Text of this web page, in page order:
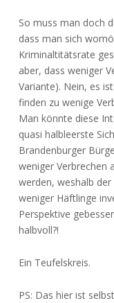
So muss man doch
dass man sich
Kriminaltitätsrate
aber, dass weniger
Variante). Nein, es
finden zu wenige
Man könnte diese
quasi halbleerste
Brandenburger
weniger Verbrechen
werden, weshalb
weniger Häftlinge
Perspektive
halbvoll?!
Ein Teufelskreis.
PS: Das hier ist